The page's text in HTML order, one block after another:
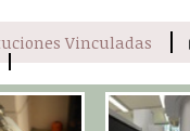
Vinculadas